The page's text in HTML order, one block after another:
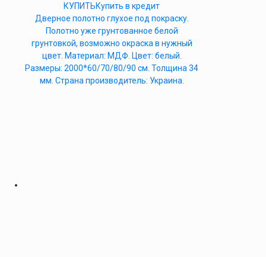
КУПИТЬКупить в кредит
Дверное полотно глухое под покраску.
Полотно уже грунтованное белой
грунтовкой, возможно окраска в нужный
цвет. Материал: МДФ. Цвет: белый.
Размеры: 2000*60/70/80/90 см. Толщина 34
мм. Страна производитель: Украина.